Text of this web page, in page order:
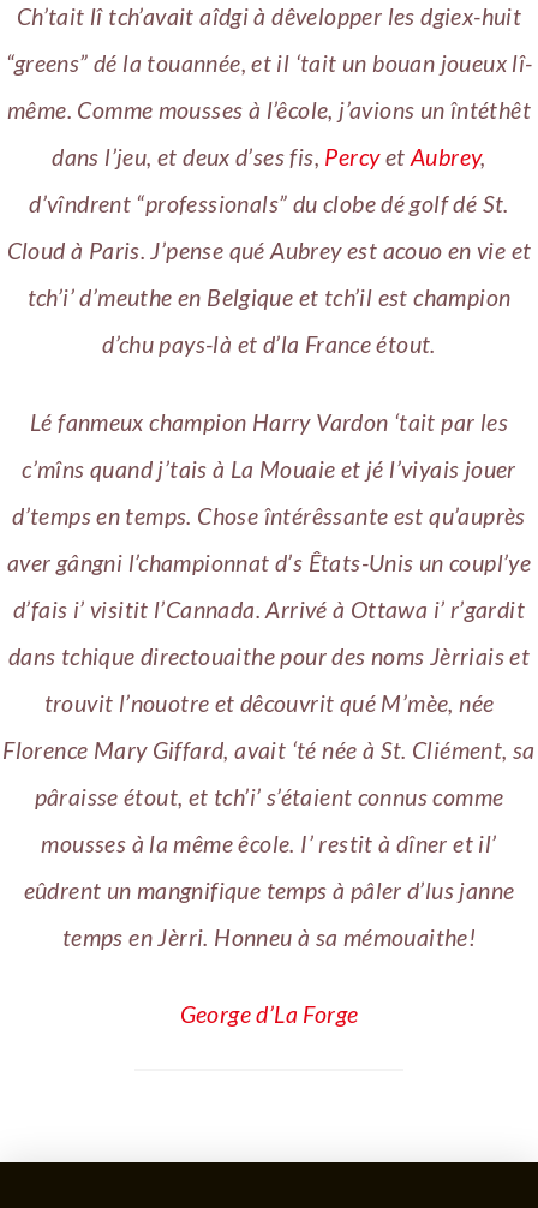
Ch’tait lî tch’avait aîdgi à dêvelopper les dgiex-huit
“greens” dé la touannée, et il ‘tait un bouan joueux lî-
même. Comme mousses à l’êcole, j’avions un întéthêt
dans l’jeu, et deux d’ses fis, Percyet Aubrey,
d’vîndrent “professionals” du clobe dé golf dé St.
Cloud à Paris. J’pense qué Aubrey est acouo en vie et
tch’i’ d’meuthe en Belgique et tch’il est champion
d’chu pays-là et d’la France étout.
Lé fanmeux champion Harry Vardon ‘tait par les
c’mîns quand j’tais à La Mouaie et jé l’viyais jouer
d’temps en temps. Chose întérêssante est qu’auprès
aver gângni l’championnat d’s Êtats-Unis un coupl’ye
d’fais i’ visitit l’Cannada. Arrivé à Ottawa i’ r’gardit
dans tchique directouaithe pour des noms Jèrriais et
trouvit l’nouotre et dêcouvrit qué M’mèe, née
Florence Mary Giffard, avait ‘té née à St. Cliément, sa
pâraisse étout, et tch’i’ s’étaient connus comme
mousses à la même êcole. I’ restit à dîner et il’
eûdrent un mangnifique temps à pâler d’lus janne
temps en Jèrri. Honneu à sa mémouaithe!
George d’La Forge